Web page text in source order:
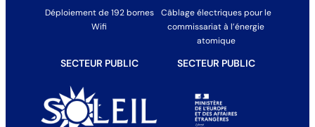
Déploiement de 192 bornes
Wifi
Câblage électriques pour le
commissariat à l’énergie
atomique
SECTEUR PUBLIC SECTEUR PUBLIC